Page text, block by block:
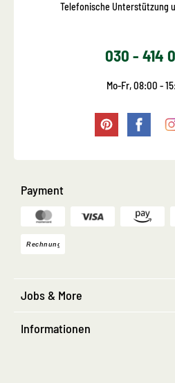
Telefonische Unterstützung
030 - 414
Mo-Fr, 08:00 -
Payment
Jobs & More
Informationen